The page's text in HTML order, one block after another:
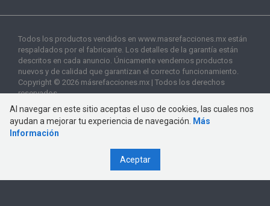
Todos los productos vendidos en www.masrefacciones.mx están
respaldados por el fabricante. Los detalles de la garantía están
descritos en cada anuncio. Únicamente vendemos productos
nuevos y de calidad que garantizan el correcto funcionamiento.
Copyright © 2026 másrefacciones.mx | Todos los derechos
reservados
Al navegar en este sitio aceptas el uso de cookies, las cuales nos
ayudan a mejorar tu experiencia de navegación.
Más
Información
Aceptar